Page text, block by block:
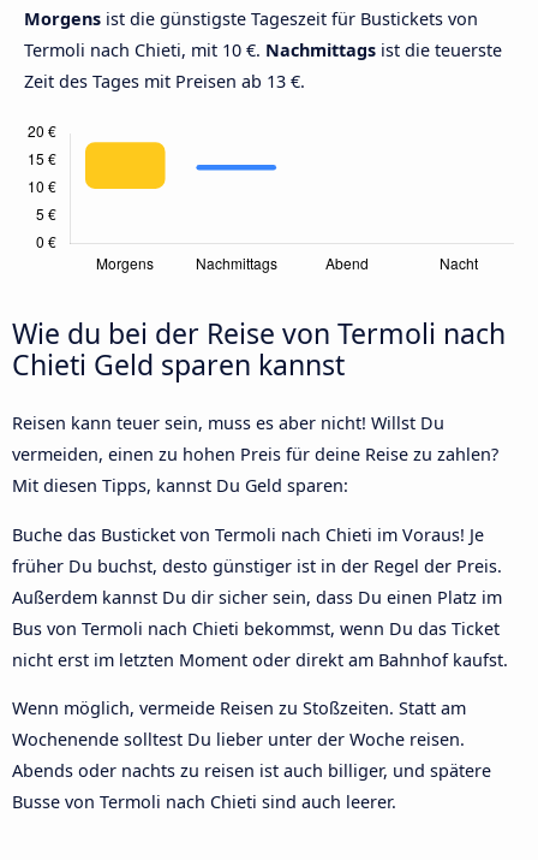
Morgens ist die günstigste Tageszeit für Bustickets von
Termoli nach Chieti, mit 10 €. Nachmittags ist die teuerste
Zeit des Tages mit Preisen ab 13 €.
Wie du bei der Reise von Termoli nach
Chieti Geld sparen kannst
Reisen kann teuer sein, muss es aber nicht! Willst Du
vermeiden, einen zu hohen Preis für deine Reise zu zahlen?
Mit diesen Tipps, kannst Du Geld sparen:
Buche das Busticket von Termoli nach Chieti im Voraus! Je
früher Du buchst, desto günstiger ist in der Regel der Preis.
Außerdem kannst Du dir sicher sein, dass Du einen Platz im
Bus von Termoli nach Chieti bekommst, wenn Du das Ticket
nicht erst im letzten Moment oder direkt am Bahnhof kaufst.
Wenn möglich, vermeide Reisen zu Stoßzeiten. Statt am
Wochenende solltest Du lieber unter der Woche reisen.
Abends oder nachts zu reisen ist auch billiger, und spätere
Busse von Termoli nach Chieti sind auch leerer.